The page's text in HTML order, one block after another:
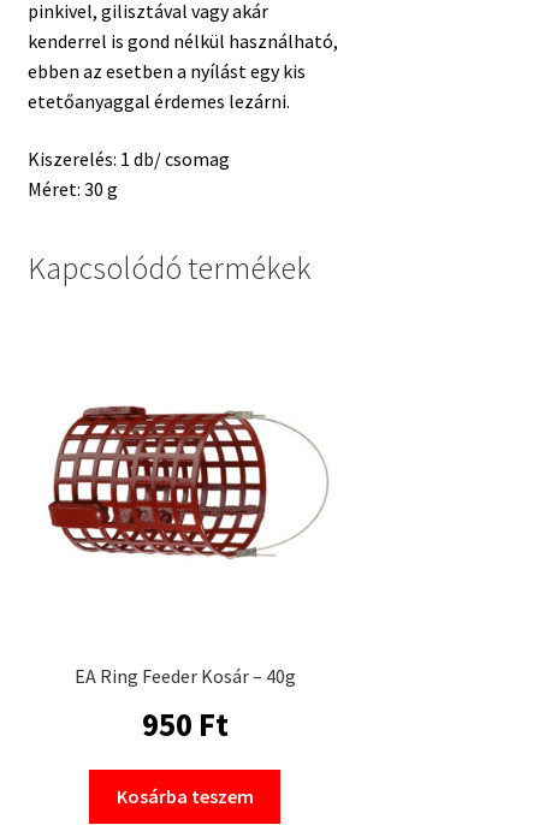
pinkivel, gilisztával vagy akár
kenderrel is gond nélkül használható,
ebben az esetben a nyílást egy kis
etetőanyaggal érdemes lezárni.
Kiszerelés: 1 db/ csomag
Méret: 30 g
Kapcsolódó termékek
EA Ring Feeder Kosár – 40g
950 Ft
Kosárba teszem